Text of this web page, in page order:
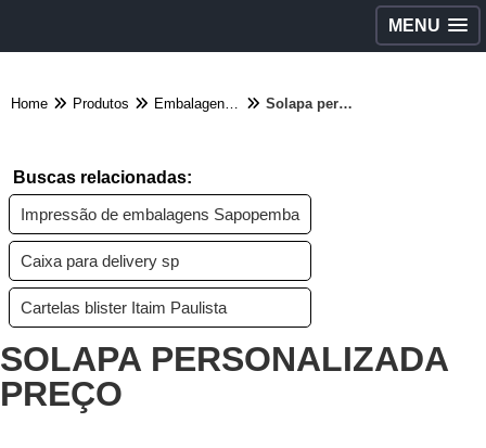
MENU
Home Produtos Embalagens diversas - Categoria Solapa personalizada preço
Buscas relacionadas:
Impressão de embalagens Sapopemba
Caixa para delivery sp
Cartelas blister Itaim Paulista
SOLAPA PERSONALIZADA
PREÇO